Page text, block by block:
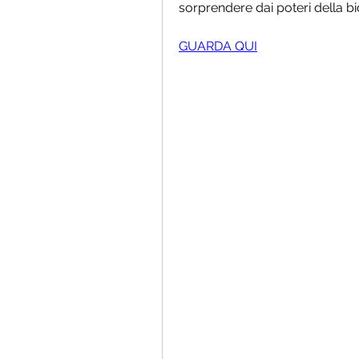
sorprendere dai poteri della
GUARDA QUI